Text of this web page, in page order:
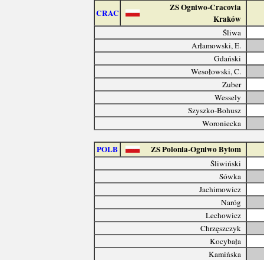
CRAC
ZS Ogniwo-Cracovia
Kraków
Śliwa
Arłamowski, E.
Gdański
Wesołowski, C.
Zuber
Wessely
Szyszko-Bohusz
Woroniecka
POLB ZS Polonia-Ogniwo Bytom
Śliwiński
Sówka
Jachimowicz
Naróg
Lechowicz
Chrzęszczyk
Kocybała
Kamińska